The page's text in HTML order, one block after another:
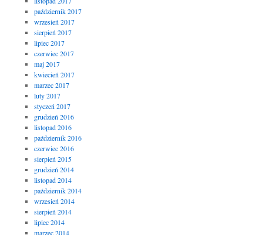
październik 2017
wrzesień 2017
sierpień 2017
lipiec 2017
czerwiec 2017
maj 2017
kwiecień 2017
marzec 2017
luty 2017
styczeń 2017
grudzień 2016
listopad 2016
październik 2016
czerwiec 2016
sierpień 2015
grudzień 2014
listopad 2014
październik 2014
wrzesień 2014
sierpień 2014
lipiec 2014
marzec 2014